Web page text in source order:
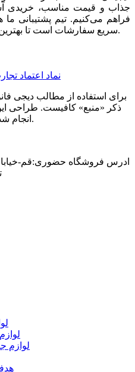
جذاب و قیمت مناسب، خریدی
فراهم می‌کنیم. تیم پشتیبانی
سریع سفارشات است تا بهترین تجربه خرید آنلاین را داشته باشید.
برای استفاده از مطالب دیجی
ذکر «منبع» کافیست. طراحی
انجام شده است.
ادرس فروشگاه حضوری:قم-
لوازم